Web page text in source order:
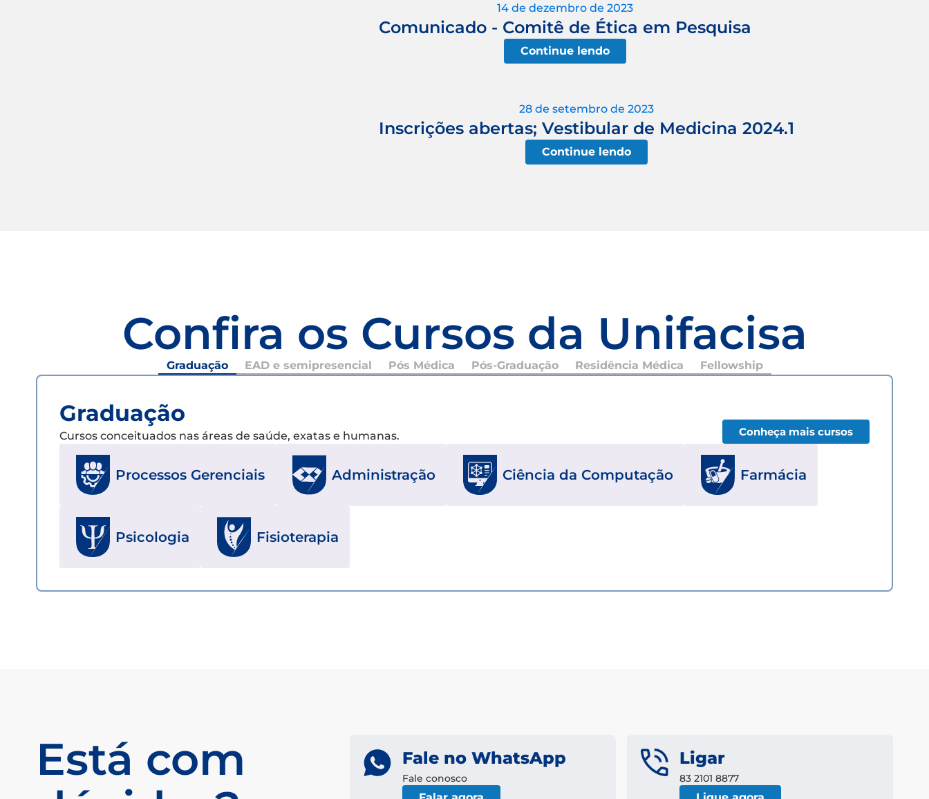
14 de dezembro de 2023
Comunicado - Comitê de Ética em Pesquisa
Continue lendo
28 de setembro de 2023
Inscrições abertas; Vestibular de Medicina 2024.1
Continue lendo
Confira os Cursos da Unifacisa
Graduação EAD e semipresencial Pós Médica Pós-Graduação Residência Médica Fellowship
Graduação
Cursos conceituados nas áreas de saúde, exatas e humanas. Conheça mais cursos
Processos Gerenciais Administração Ciência da Computação Farmácia
Psicologia Fisioterapia
Está com
Fale no WhatsApp
Fale conosco
Ligar
83 2101 8877